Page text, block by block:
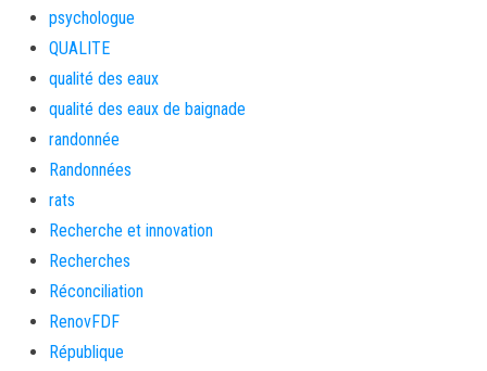
psychologue
QUALITE
qualité des eaux
qualité des eaux de baignade
randonnée
Randonnées
rats
Recherche et innovation
Recherches
Réconciliation
RenovFDF
République